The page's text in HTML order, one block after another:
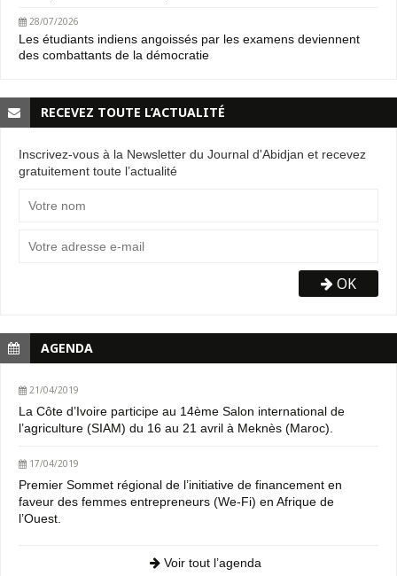
28/07/2026
Les étudiants indiens angoissés par les examens deviennent
des combattants de la démocratie
RECEVEZ TOUTE L’ACTUALITÉ
Inscrivez-vous à la Newsletter du Journal d'Abidjan et recevez
gratuitement toute l’actualité
OK
AGENDA
21/04/2019
La Côte d’Ivoire participe au 14ème Salon international de
l’agriculture (SIAM) du 16 au 21 avril à Meknès (Maroc).
17/04/2019
Premier Sommet régional de l’initiative de financement en
faveur des femmes entrepreneurs (We-Fi) en Afrique de
l’Ouest.
Voir tout l’agenda